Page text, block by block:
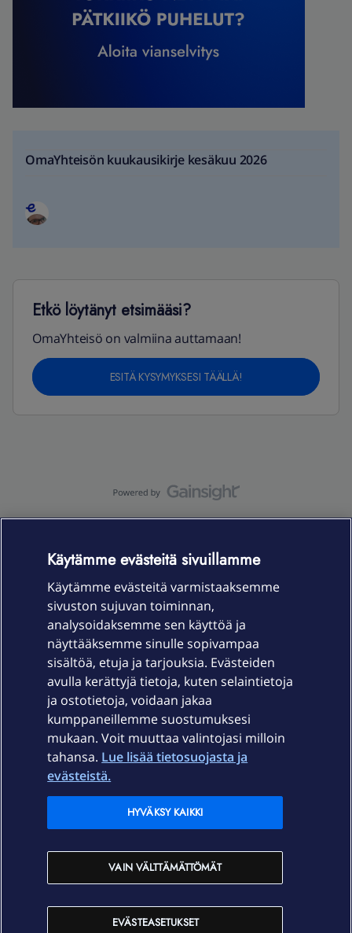
OmaYhteisön kuukausikirje kesäkuu 2026
Etkö löytänyt etsimääsi?
OmaYhteisö on valmiina auttamaan!
ESITÄ KYSYMYKSESI TÄÄLLÄ!
Laitteet & liittymät
Palvelut
Ajankohtaista
Elisa Oyj
In English
Käytämme evästeitä sivuillamme
Käytämme evästeitä varmistaaksemme
sivuston sujuvan toiminnan,
analysoidaksemme sen käyttöä ja
näyttääksemme sinulle sopivampaa
sisältöä, etuja ja tarjouksia. Evästeiden
avulla kerättyjä tietoja, kuten selaintietoja
ja ostotietoja, voidaan jakaa
kumppaneillemme suostumuksesi
mukaan. Voit muuttaa valintojasi milloin
tahansa. Lue lisää tietosuojasta ja
evästeistä.
EVÄSTEASETUKSET
VAIN VÄLTTÄMÄTTÖMÄT
HYVÄKSY KAIKKI